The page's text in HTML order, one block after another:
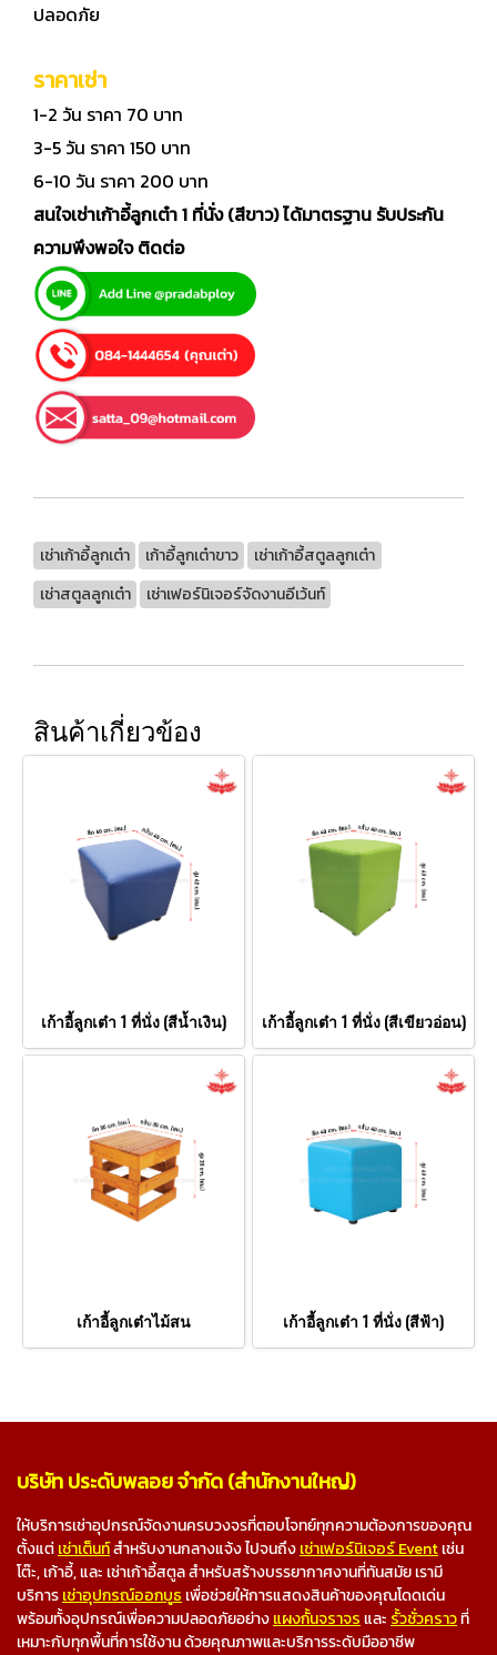
ปลอดภัย
ราคาเช่า
1-2 วัน ราคา 70 บาท
3-5 วัน ราคา 150 บาท
6-10 วัน ราคา 200 บาท
สนใจเช่าเก้าอี้ลูกเต๋า 1 ที่นั่ง (สีขาว) ได้มาตรฐาน รับประกัน
ความพึงพอใจ ติดต่อ
เช่าเก้าอี้ลูกเต๋า เก้าอี้ลูกเต๋าขาว
เช่าเก้าอี้สตูลลูกเต๋า
เช่าสตูลลูกเต๋า
เช่าเฟอร์นิเจอร์จัดงานอีเว้นท์
สินค้าเกี่ยวข้อง
เก้าอี้ลูกเต๋า 1 ที่นั่ง (สีน้ำเงิน) เก้าอี้ลูกเต๋า 1 ที่นั่ง (สีเขียวอ่อน)
เก้าอี้ลูกเต๋าไม้สน เก้าอี้ลูกเต๋า 1 ที่นั่ง (สีฟ้า)
บริษัท ประดับพลอย จำกัด (สำนักงานใหญ่)
ให้บริการเช่าอุปกรณ์จัดงานครบวงจรที่ตอบโจทย์ทุกความต้องการของคุณ
ตั้งแต่เช่าเต็นท์สำหรับงานกลางแจ้ง ไปจนถึงเช่าเฟอร์นิเจอร์ Eventเช่น
โต๊ะ, เก้าอี้, และ เช่าเก้าอี้สตูล สำหรับสร้างบรรยากาศงานที่ทันสมัย เรามี
บริการเช่าอุปกรณ์ออกบูธเพื่อช่วยให้การแสดงสินค้าของคุณโดดเด่น
พร้อมทั้งอุปกรณ์เพื่อความปลอดภัยอย่างแผงกั้นจราจรและ รั้วชั่วคราวที่
เหมาะกับทุกพื้นที่การใช้งาน ด้วยคุณภาพและบริการระดับมืออาชีพ